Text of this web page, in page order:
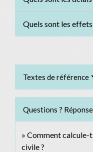
Quels sont les
Textes de référence
Questions ?
Comment calcule-
civile ?